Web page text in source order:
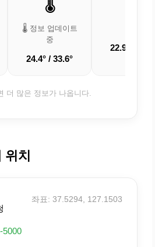
🌡️ 정보 업데이트
중
24.4° / 33.6°
22.9° /
더 많은 정보가 나옵니다.
치
5000
좌표: 37.5294, 127.1503